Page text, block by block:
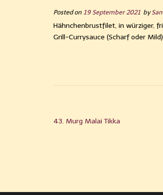
Posted on 19 September 2021 by
Hähnchenbrustfilet, in würziger,
Grill-Currysauce (Scharf oder
43. Murg Malai Tikka